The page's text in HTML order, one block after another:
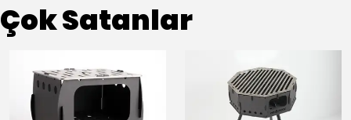
Çok Satanlar